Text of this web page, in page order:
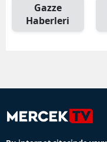
Gazze
Haberleri